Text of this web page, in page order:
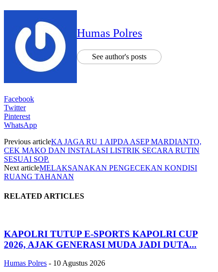
Humas Polres
See author's posts
Facebook
Twitter
Pinterest
WhatsApp
Previous articleKA JAGA RU 1 AIPDA ASEP MARDIANTO,
CEK MAKO DAN INSTALASI LISTRIK SECARA RUTIN
SESUAI SOP.
Next articleMELAKSANAKAN PENGECEKAN KONDISI
RUANG TAHANAN
RELATED ARTICLES
KAPOLRI TUTUP E-SPORTS KAPOLRI CUP
2026, AJAK GENERASI MUDA JADI DUTA...
Humas Polres - 10 Agustus 2026